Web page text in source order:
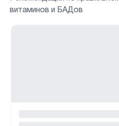
витаминов и БАДов